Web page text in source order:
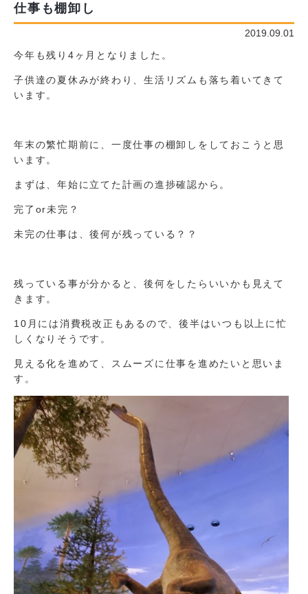
仕事も棚卸し
2019.09.01
今年も残り4ヶ月となりました。
子供達の夏休みが終わり、生活リズムも落ち着いてきて
います。
年末の繁忙期前に、一度仕事の棚卸しをしておこうと思
います。
まずは、年始に立てた計画の進捗確認から。
完了or未完？
未完の仕事は、後何が残っている？？
残っている事が分かると、後何をしたらいいかも見えて
きます。
10月には消費税改正もあるので、後半はいつも以上に忙
しくなりそうです。
見える化を進めて、スムーズに仕事を進めたいと思いま
す。